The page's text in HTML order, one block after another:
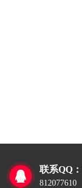

联系QQ：
812077610